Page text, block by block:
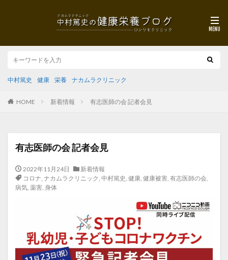
中村篤史 健康 栄養 ナカムラクリニック
HOME 新着情報 有志医師の会 記者会見
有志医師の会 記者会見
2022年11月24日
新着情報
コロナ, ナカムラクリニック, 中村篤史, 健康, 健康被害, 有志医師の会,
病気, 薬害, 身体